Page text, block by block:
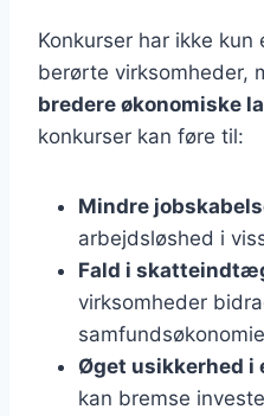
Konkurser har ikke
berørte virksomheder,
bredere økonomiske
konkurser kan føre til:
Mindre
arbejdsløshed i
Fald i
virksomheder
Øget usikkerhed i
kan bremse